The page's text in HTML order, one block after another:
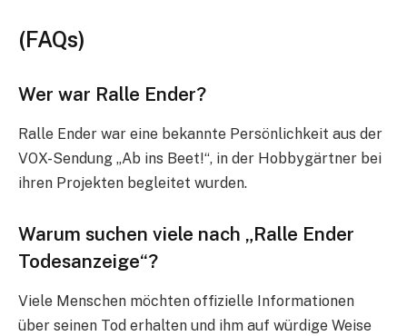
(FAQs)
Wer war Ralle Ender?
Ralle Ender war eine bekannte Persönlichkeit aus der
VOX-Sendung „Ab ins Beet!“, in der Hobbygärtner bei
ihren Projekten begleitet wurden.
Warum suchen viele nach „Ralle Ender
Todesanzeige“?
Viele Menschen möchten offizielle Informationen
über seinen Tod erhalten und ihm auf würdige Weise